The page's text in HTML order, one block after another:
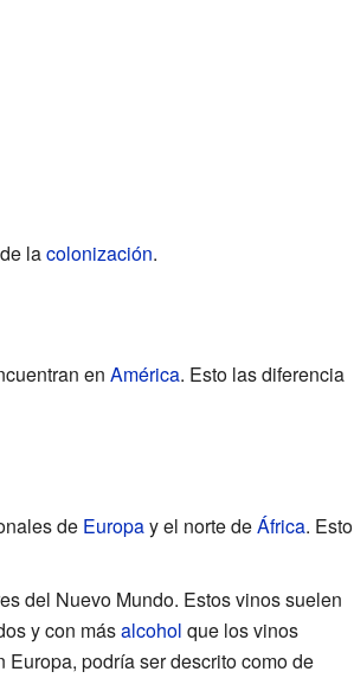
lacolonización.
en América. Esto las diferencia
de Europay el norte deÁfrica. Esto
del Nuevo Mundo. Estos vinos suelen
y con másalcohol que los vinos
podría ser descrito como de